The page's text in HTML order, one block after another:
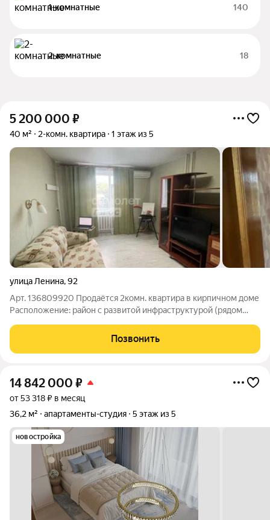
1-комнатные 140
2-комнатные 18
5 200 000 ₽
40 м² 2-комн. квартира 1 этаж из 5
улица Ленина,92
Арт. 136809920 Продаётся 2комн. квартира в кирпичном доме
Расположение: район с развитой инфраструктурой (рядом
на кухне и в комнатах; кондиционер; вид во двор (спортивная
площадка). По
Позвонить
14 842 000 ₽
от 53 318 ₽ в месяц
36,2 м²
апартаменты-студия 5 этаж из 5
новостройка